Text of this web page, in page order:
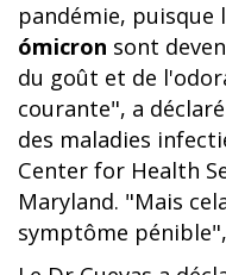
pandémie, puisque
ómicron sont
du goût et de
courante", a déclaré
des maladies
Center for Health
Maryland. "Mais
symptôme